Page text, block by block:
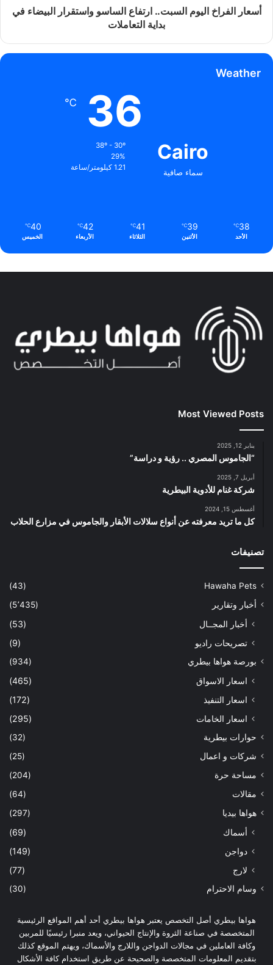
أسعار الفراخ اليوم السبت.. ارتفاع الساسو واستقرار البيضاء في
بداية التعاملات
Weather
Cairo
سماء صافية
36
℃
29%
1.21 كيلومتر/ساعة
38
℃
الأحد
39
℃
الأثنين
41
℃
الثلاثاء
42
℃
الأربعاء
40
℃
الخميس
Most Viewed Posts
يناير 12, 2025
“الجاموس المصري .. رؤية و دراسة”
أبريل 7, 2025
شركة غنام للأدوية البيطرية
أغسطس 15, 2024
كل ما تريد معرفته عن أنواع سلالات الأبقار والجاموس في مزارع الحلاب
تصنيفات
Hawaha Pets
(43)
أخبار وتقارير
(5٬435)
أخبار المجــال
(53)
تصريحات راديو
(9)
بورصة هواها بيطري (934)
اسعار الاسواق
(465)
اسعار التنفيذ
(172)
اسعار الخامات
(295)
حوارات بيطرية
(32)
شركات و اعمال
(25)
مساحة حرة
(204)
مقالات
(64)
هواها بيديا
(297)
أسماك
(69)
دواجن
(149)
لارج
(77)
وسام الاحترام (30)
هواها بيطري أصل التخصص يعتبر هواها بيطري أحد أهم المواقع الرئيسية
المتخصصة في صناعة الثروة والإنتاج الحيواني، ويعد منبرا رئيسيًا للمربين
وكافة العاملين في مجالات الدواجن واللارج والأسماك، ويهتم الموقع كذلك
بتقديم المعلومات المتخصصة والصحيحة عن طريق استخدام كافة الأشكال